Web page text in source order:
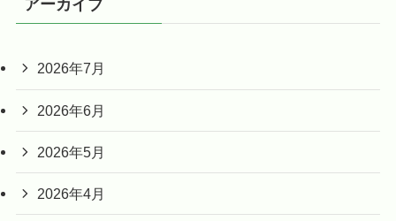
アーカイブ
2026年7月
2026年6月
2026年5月
2026年4月